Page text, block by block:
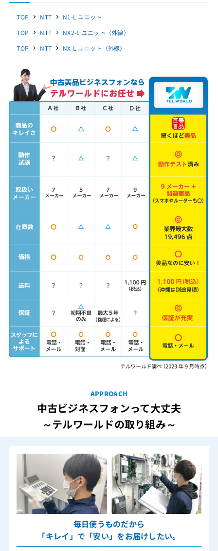
TOP NTT
N1-L ユニット
TOP
NTT
NX2-L ユニット（外線）
TOP
NTT NX-L ユニット（外線）
APPROACH
中古ビジネスフォンって大丈夫
～テルワールドの取り組み～
毎日使うものだから
「キレイ」で「安い」をお届けしたい。